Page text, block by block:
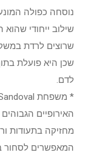
נוסחה כפולה
שילוב ייחודי
שרוצים לרדת
שכן היא פועלת
לדם.
המאפשרים לסחור